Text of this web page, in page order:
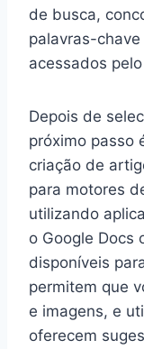
de busca,
palavras-
acessados
Depois de
próximo passo
criação de
para motores
utilizando
o Google Docs
disponíveis
permitem que
e imagens, e
oferecem